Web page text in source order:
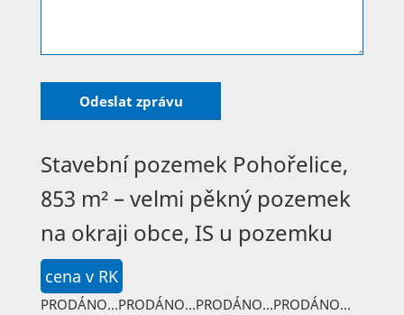
Stavební pozemek Pohořelice,
853 m² – velmi pěkný pozemek
na okraji obce, IS u pozemku
cena v RK
PRODÁNO…PRODÁNO…PRODÁNO…PRODÁNO…